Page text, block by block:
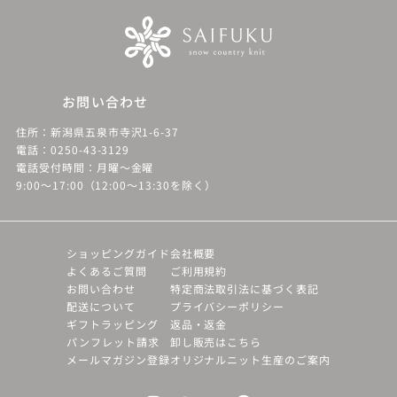
お問い合わせ
住所：新潟県五泉市寺沢1-6-37
電話：0250-43-3129
電話受付時間：月曜～金曜
9:00～17:00（12:00～13:30を除く）
ショッピングガイド
よくあるご質問
お問い合わせ
配送について
ギフトラッピング
パンフレット請求
メールマガジン登録
会社概要
ご利用規約
特定商法取引法に基づく表記
プライバシーポリシー
返品・返金
卸し販売はこちら
オリジナルニット生産のご案内